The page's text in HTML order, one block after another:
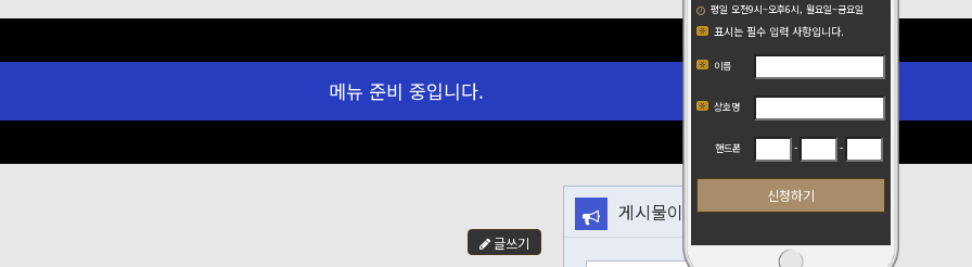
평일 오전9시~오후6시, 월요일~금요일
표시는 필수 입력 사항입니다.
이름
상호명
핸드폰 - -
텔레@CASHFILTER365ǃ✺횡령
메뉴 준비 중입니다.
글쓰기
게시물이 없습니다.